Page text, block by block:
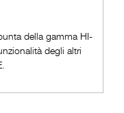
della gamma HI-
degli altri